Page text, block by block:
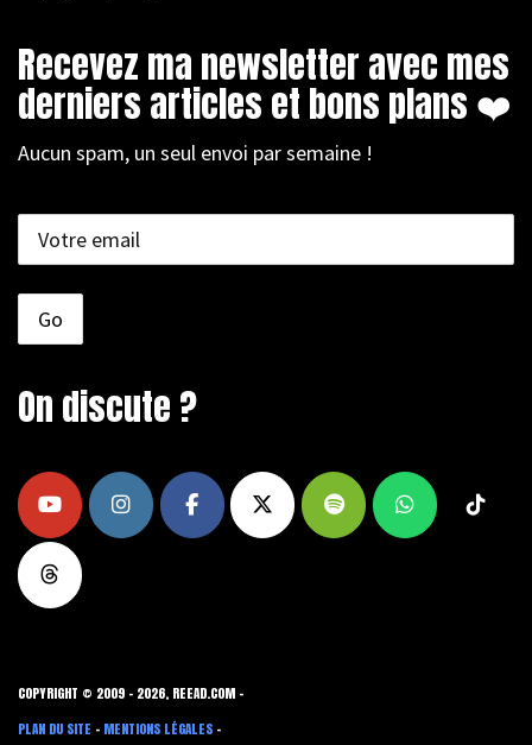
Recevez ma newsletter avec mes
derniers articles et bons plans ❤️
Aucun spam, un seul envoi par semaine !
On discute ?
COPYRIGHT © 2009 - 2026, REEAD.COM -
PLAN DU SITE - MENTIONS LÉGALES -